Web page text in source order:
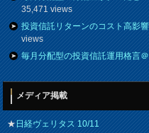
35,471 views
投資信託リターンのコスト高影
views
毎月分配型の投資信託運用格言＠
メディア掲載
★日経ヴェリタス 10/11